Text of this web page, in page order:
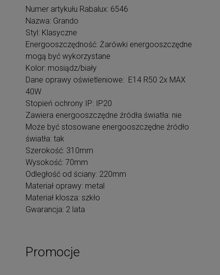
Numer artykułu Rabalux: 6546
Nazwa: Grando
Styl: Klasyczne
Energooszczędność: Żarówki energooszczędne
mogą być wykorzystane
Kolor: mosiądz/biały
Dane oprawy oświetleniowe: E14 R50 2x MAX
40W
Stopień ochrony IP: IP20
Zawiera energooszczędne źródła światła: nie
Może być stosowane energooszczędne źródło
światła: tak
Szerokość: 310mm
Wysokość: 70mm
Odległość od ściany: 220mm
Materiał oprawy: metal
Materiał klosza: szkło
Gwarancja: 2 lata
Promocje